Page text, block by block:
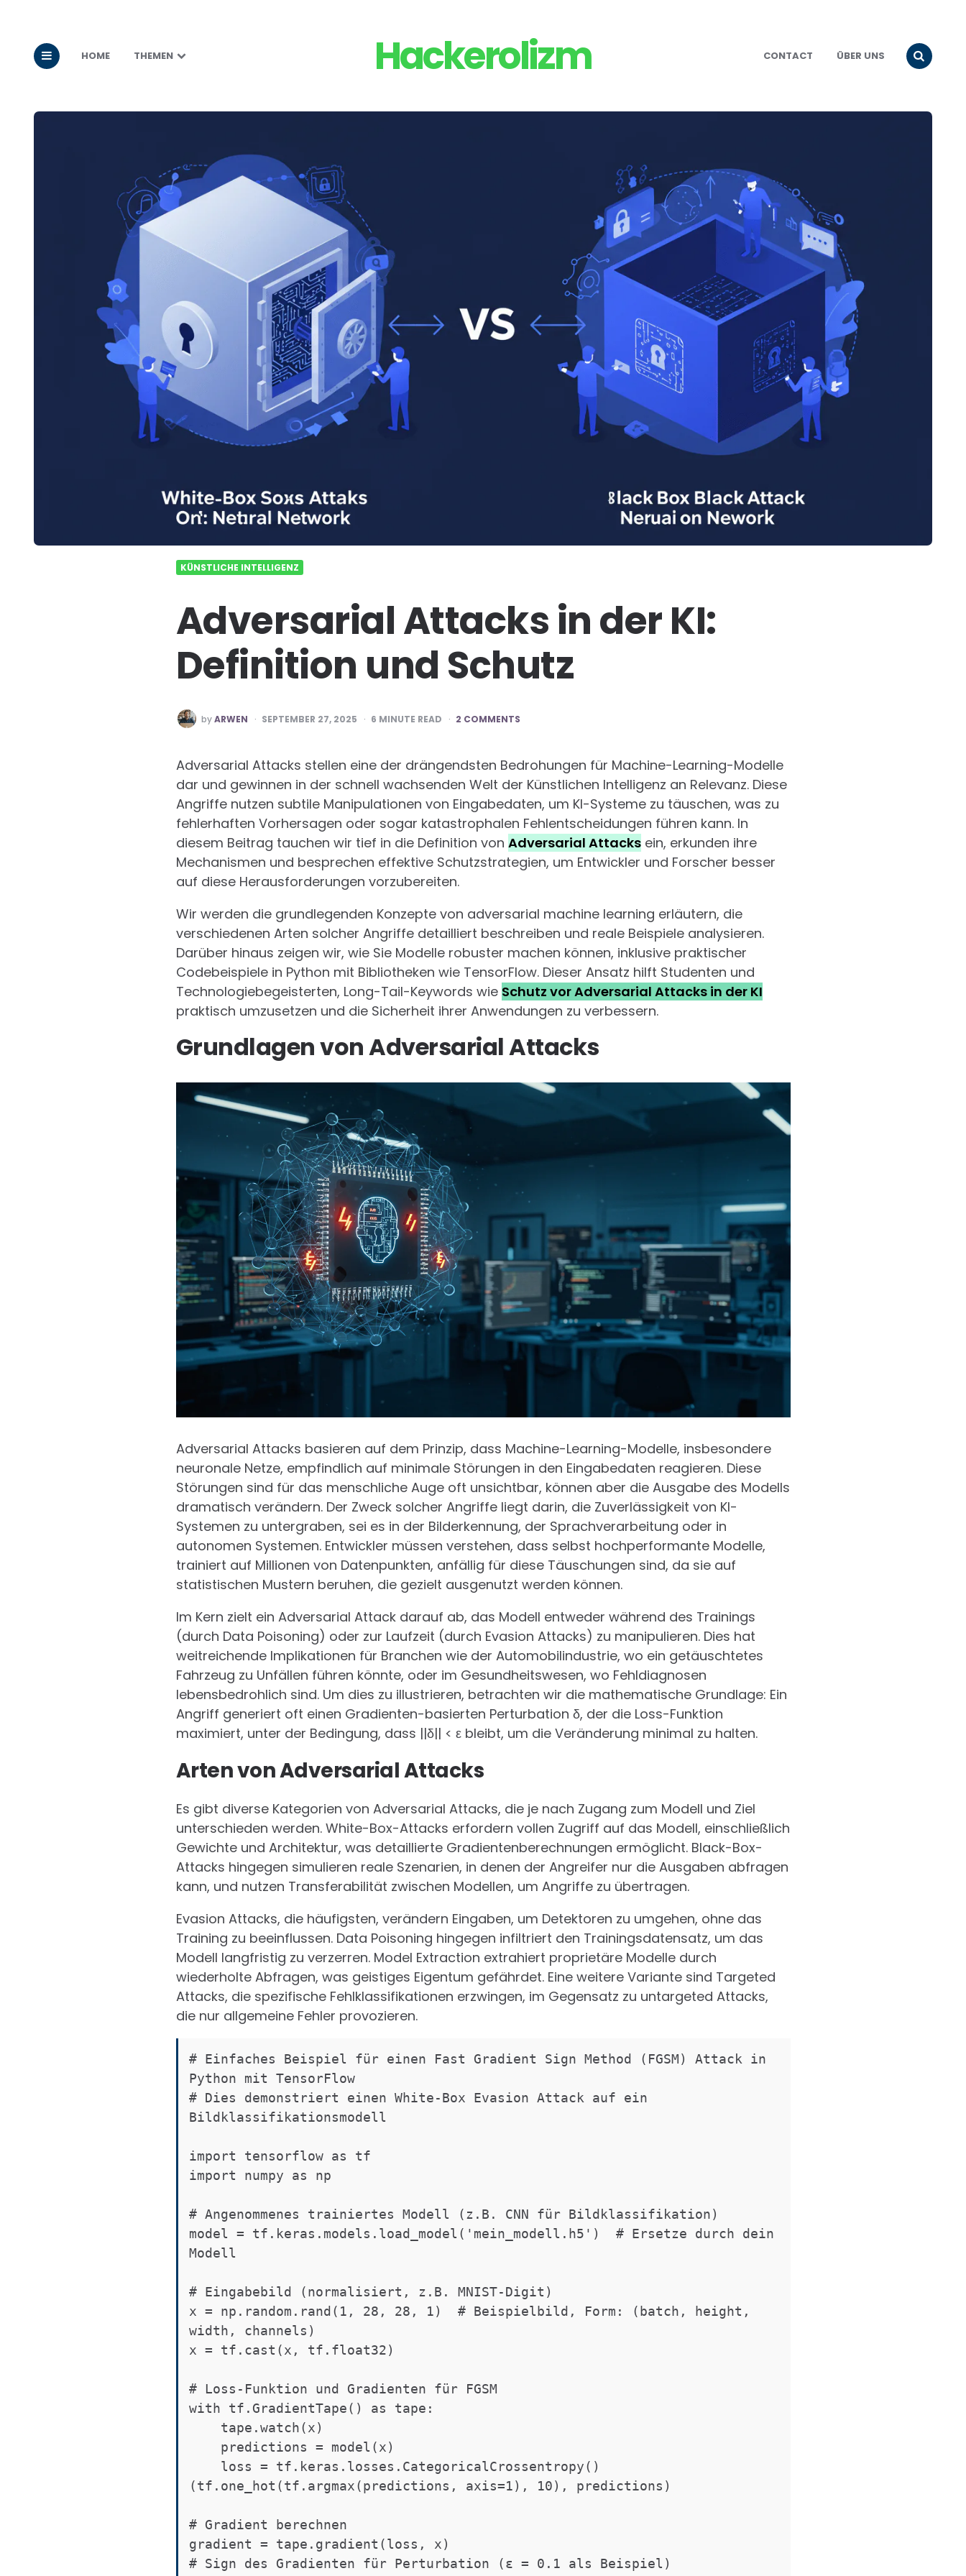
HOME THEMEN Hackerolizm CONTACT ÜBER UNS
KÜNSTLICHE INTELLIGENZ
Adversarial Attacks in der KI:
Definition und Schutz
POSTED
BY
by ARWEN SEPTEMBER 27, 2025 6 MINUTE READ 2 COMMENTS
Adversarial Attacks stellen eine der drängendsten Bedrohungen für Machine-Learning-Modelle
dar und gewinnen in der schnell wachsenden Welt der Künstlichen Intelligenz an Relevanz. Diese
Angriffe nutzen subtile Manipulationen von Eingabedaten, um KI-Systeme zu täuschen, was zu
fehlerhaften Vorhersagen oder sogar katastrophalen Fehlentscheidungen führen kann. In
diesem Beitrag tauchen wir tief in die Definition von Adversarial Attacksein, erkunden ihre
Mechanismen und besprechen effektive Schutzstrategien, um Entwickler und Forscher besser
auf diese Herausforderungen vorzubereiten.
Wir werden die grundlegenden Konzepte von adversarial machine learning erläutern, die
verschiedenen Arten solcher Angriffe detailliert beschreiben und reale Beispiele analysieren.
Darüber hinaus zeigen wir, wie Sie Modelle robuster machen können, inklusive praktischer
Codebeispiele in Python mit Bibliotheken wie TensorFlow. Dieser Ansatz hilft Studenten und
Technologiebegeisterten, Long-Tail-Keywords wie Schutz vor Adversarial Attacks in der KI
praktisch umzusetzen und die Sicherheit ihrer Anwendungen zu verbessern.
Grundlagen von Adversarial Attacks
Adversarial Attacks basieren auf dem Prinzip, dass Machine-Learning-Modelle, insbesondere
neuronale Netze, empfindlich auf minimale Störungen in den Eingabedaten reagieren. Diese
Störungen sind für das menschliche Auge oft unsichtbar, können aber die Ausgabe des Modells
dramatisch verändern. Der Zweck solcher Angriffe liegt darin, die Zuverlässigkeit von KI-
Systemen zu untergraben, sei es in der Bilderkennung, der Sprachverarbeitung oder in
autonomen Systemen. Entwickler müssen verstehen, dass selbst hochperformante Modelle,
trainiert auf Millionen von Datenpunkten, anfällig für diese Täuschungen sind, da sie auf
statistischen Mustern beruhen, die gezielt ausgenutzt werden können.
Im Kern zielt ein Adversarial Attack darauf ab, das Modell entweder während des Trainings
(durch Data Poisoning) oder zur Laufzeit (durch Evasion Attacks) zu manipulieren. Dies hat
weitreichende Implikationen für Branchen wie der Automobilindustrie, wo ein getäuschtetes
Fahrzeug zu Unfällen führen könnte, oder im Gesundheitswesen, wo Fehldiagnosen
lebensbedrohlich sind. Um dies zu illustrieren, betrachten wir die mathematische Grundlage: Ein
Angriff generiert oft einen Gradienten-basierten Perturbation δ, der die Loss-Funktion
maximiert, unter der Bedingung, dass ||δ|| < ε bleibt, um die Veränderung minimal zu halten.
Arten von Adversarial Attacks
Es gibt diverse Kategorien von Adversarial Attacks, die je nach Zugang zum Modell und Ziel
unterschieden werden. White-Box-Attacks erfordern vollen Zugriff auf das Modell, einschließlich
Gewichte und Architektur, was detaillierte Gradientenberechnungen ermöglicht. Black-Box-
Attacks hingegen simulieren reale Szenarien, in denen der Angreifer nur die Ausgaben abfragen
kann, und nutzen Transferabilität zwischen Modellen, um Angriffe zu übertragen.
Evasion Attacks, die häufigsten, verändern Eingaben, um Detektoren zu umgehen, ohne das
Training zu beeinflussen. Data Poisoning hingegen infiltriert den Trainingsdatensatz, um das
Modell langfristig zu verzerren. Model Extraction extrahiert proprietäre Modelle durch
wiederholte Abfragen, was geistiges Eigentum gefährdet. Eine weitere Variante sind Targeted
Attacks, die spezifische Fehlklassifikationen erzwingen, im Gegensatz zu untargeted Attacks,
die nur allgemeine Fehler provozieren.
# Einfaches Beispiel für einen Fast Gradient Sign Method (FGSM) Attack in
Python mit TensorFlow
# Dies demonstriert einen White-Box Evasion Attack auf ein
Bildklassifikationsmodell
import tensorflow as tf
import numpy as np
# Angenommenes trainiertes Modell (z.B. CNN für Bildklassifikation)
model = tf.keras.models.load_model('mein_modell.h5')  # Ersetze durch dein
Modell
# Eingabebild (normalisiert, z.B. MNIST-Digit)
x = np.random.rand(1, 28, 28, 1)  # Beispielbild, Form: (batch, height,
width, channels)
x = tf.cast(x, tf.float32)
# Loss-Funktion und Gradienten für FGSM
with tf.GradientTape() as tape:
(tf.one_hot(tf.argmax(predictions, axis=1), 10), predictions)
# Gradient berechnen
gradient = tape.gradient(loss, x)
# Sign des Gradienten für Perturbation (ε = 0.1 als Beispiel)